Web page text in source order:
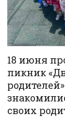
18 июня
пикник
своих